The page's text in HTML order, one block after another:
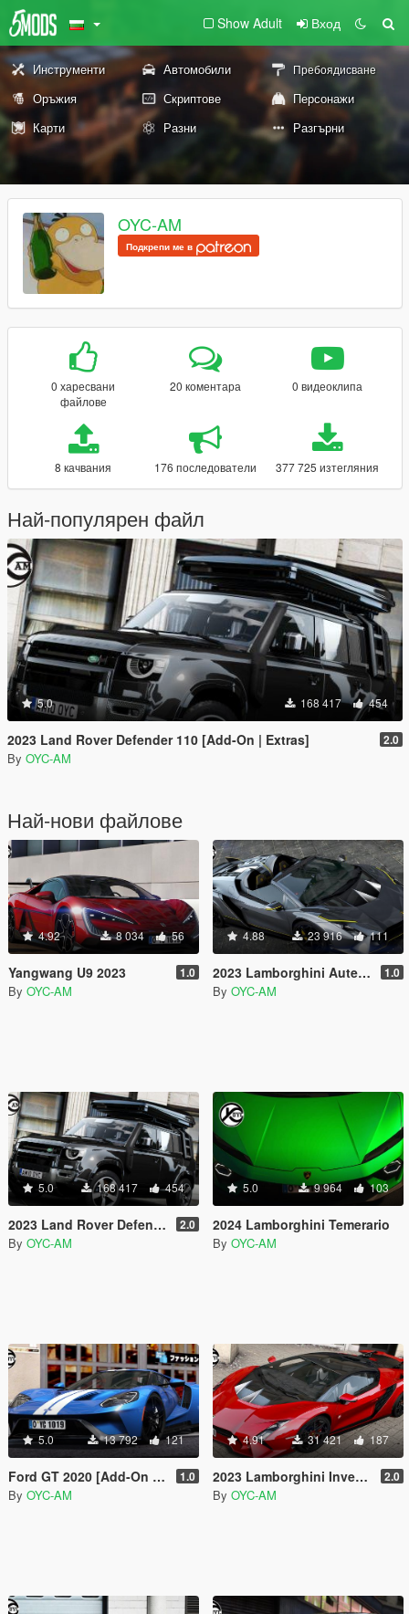
Show Adult Вход
Инструменти Автомобили Пребоядисване
Оръжия Скриптове
Персонажи
Карти
Разни Разгърни
OYC-AM
Подкрепи ме в
0 харесвани
файлове
20 коментара 0 видеоклипа
8 качвания 176 последователи 377 725 изтегляния
Най-популярен файл
5.0 168 417 454
2023 Land Rover Defender 110 [Add-On | Extras] 2.0
By OYC-AM
Най-нови файлове
4.92 8 034 56
Yangwang U9 2023 1.0
By OYC-AM
4.88 23 916 111
2023 Lamborghini Autentica [Add-On] 1.0
By OYC-AM
5.0 168 417 454
2023 Land Rover Defender 110 [Add-On | Extras] 2.0
By OYC-AM
5.0 9 964 103
2024 Lamborghini Temerario
By OYC-AM
5.0 13 792 121
Ford GT 2020 [Add-On | Animated | Tuning] 1.0
By OYC-AM
4.91 31 421 187
2023 Lamborghini Invencible 2.0
By OYC-AM